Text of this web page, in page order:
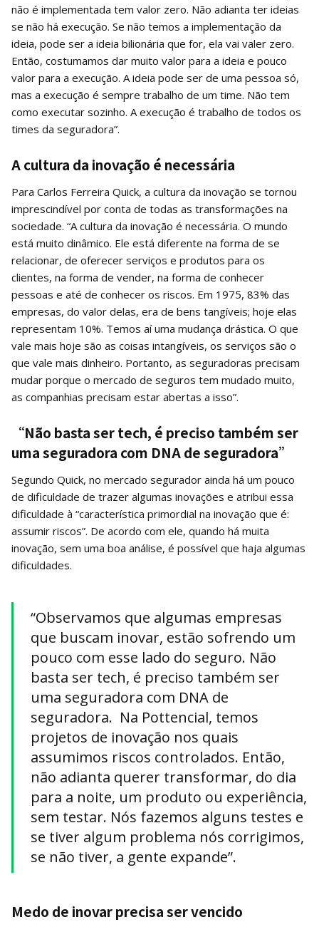
não é implementada tem valor zero. Não adianta ter ideias
se não há execução. Se não temos a implementação da
ideia, pode ser a ideia bilionária que for, ela vai valer zero.
Então, costumamos dar muito valor para a ideia e pouco
valor para a execução. A ideia pode ser de uma pessoa só,
mas a execução é sempre trabalho de um time. Não tem
como executar sozinho. A execução é trabalho de todos os
times da seguradora”.
A cultura da inovação é necessária
Para Carlos Ferreira Quick, a cultura da inovação se tornou
imprescindível por conta de todas as transformações na
sociedade. “A cultura da inovação é necessária. O mundo
está muito dinâmico. Ele está diferente na forma de se
relacionar, de oferecer serviços e produtos para os
clientes, na forma de vender, na forma de conhecer
pessoas e até de conhecer os riscos. Em 1975, 83% das
empresas, do valor delas, era de bens tangíveis; hoje elas
representam 10%. Temos aí uma mudança drástica. O que
vale mais hoje são as coisas intangíveis, os serviços são o
que vale mais dinheiro. Portanto, as seguradoras precisam
mudar porque o mercado de seguros tem mudado muito,
as companhias precisam estar abertas a isso”.
“Não basta ser tech, é preciso também ser
uma seguradora com DNA de seguradora”
Segundo Quick, no mercado segurador ainda há um pouco
de dificuldade de trazer algumas inovações e atribui essa
dificuldade à “característica primordial na inovação que é:
assumir riscos”. De acordo com ele, quando há muita
inovação, sem uma boa análise, é possível que haja algumas
dificuldades.
“Observamos que algumas empresas
que buscam inovar, estão sofrendo um
pouco com esse lado do seguro. Não
basta ser tech, é preciso também ser
uma seguradora com DNA de
seguradora. Na Pottencial, temos
projetos de inovação nos quais
assumimos riscos controlados. Então,
não adianta querer transformar, do dia
para a noite, um produto ou experiência,
sem testar. Nós fazemos alguns testes e
se tiver algum problema nós corrigimos,
se não tiver, a gente expande”.
Medo de inovar precisa ser vencido